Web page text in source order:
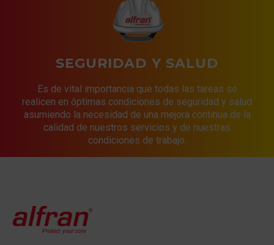
SEGURIDAD Y SALUD
Es de vital importancia que todas las tareas se
realicen en óptimas condiciones de seguridad y salud
asumiendo la necesidad de una mejora continua de la
calidad de nuestros servicios y de nuestras
condiciones de trabajo.